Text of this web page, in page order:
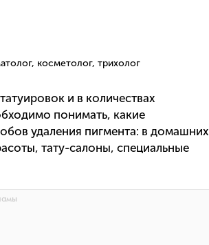
косметолог, трихолог
и в количествах
понимать, какие
удаления пигмента: в домашних
тату-салоны, специальные